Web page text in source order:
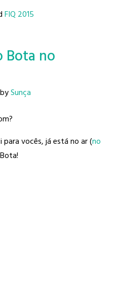
FIQ 2015
Bota no
bySunça
vocês, já está no ar (no